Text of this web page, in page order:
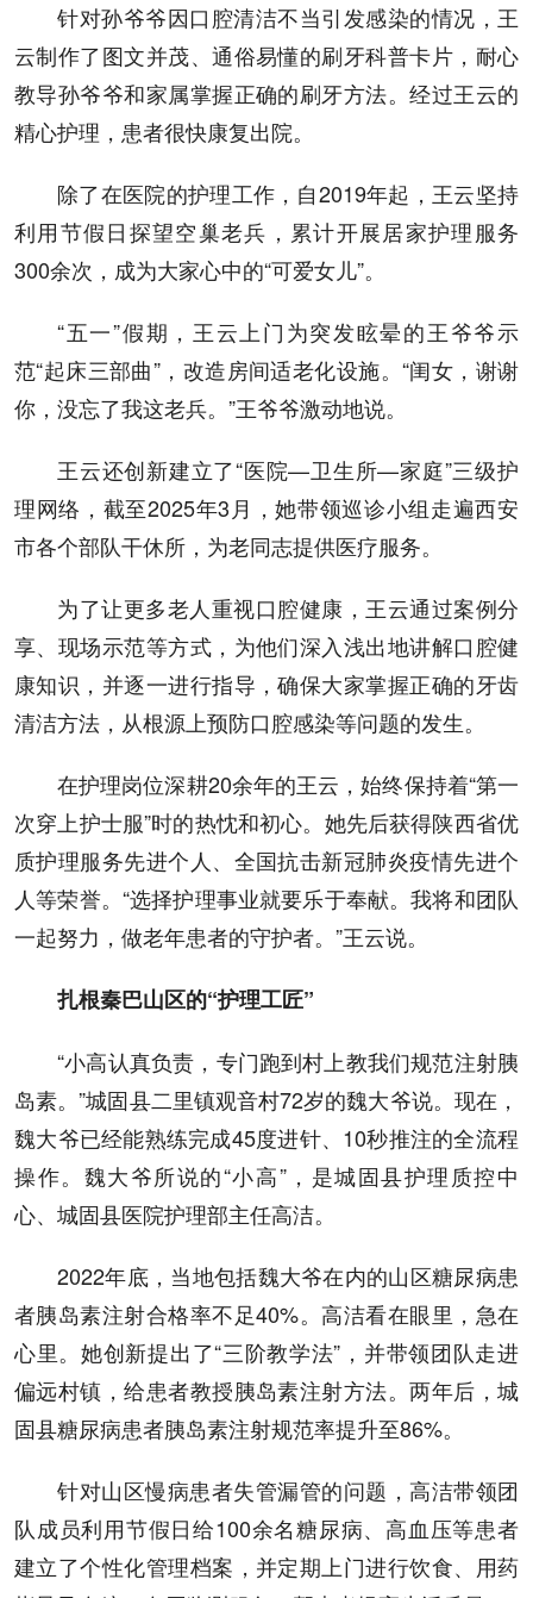
针对孙爷爷因口腔清洁不当引发感染的情况，王
云制作了图文并茂、通俗易懂的刷牙科普卡片，耐心
教导孙爷爷和家属掌握正确的刷牙方法。经过王云的
精心护理，患者很快康复出院。
除了在医院的护理工作，自2019年起，王云坚持
利用节假日探望空巢老兵，累计开展居家护理服务
300余次，成为大家心中的“可爱女儿”。
“五一”假期，王云上门为突发眩晕的王爷爷示
范“起床三部曲”，改造房间适老化设施。“闺女，谢谢
你，没忘了我这老兵。”王爷爷激动地说。
王云还创新建立了“医院—卫生所—家庭”三级护
理网络，截至2025年3月，她带领巡诊小组走遍西安
市各个部队干休所，为老同志提供医疗服务。
为了让更多老人重视口腔健康，王云通过案例分
享、现场示范等方式，为他们深入浅出地讲解口腔健
康知识，并逐一进行指导，确保大家掌握正确的牙齿
清洁方法，从根源上预防口腔感染等问题的发生。
在护理岗位深耕20余年的王云，始终保持着“第一
次穿上护士服”时的热忱和初心。她先后获得陕西省优
质护理服务先进个人、全国抗击新冠肺炎疫情先进个
人等荣誉。“选择护理事业就要乐于奉献。我将和团队
一起努力，做老年患者的守护者。”王云说。
扎根秦巴山区的“护理工匠”
“小高认真负责，专门跑到村上教我们规范注射胰
岛素。”城固县二里镇观音村72岁的魏大爷说。现在，
魏大爷已经能熟练完成45度进针、10秒推注的全流程
操作。魏大爷所说的“小高”，是城固县护理质控中
心、城固县医院护理部主任高洁。
2022年底，当地包括魏大爷在内的山区糖尿病患
者胰岛素注射合格率不足40%。高洁看在眼里，急在
心里。她创新提出了“三阶教学法”，并带领团队走进
偏远村镇，给患者教授胰岛素注射方法。两年后，城
固县糖尿病患者胰岛素注射规范率提升至86%。
针对山区慢病患者失管漏管的问题，高洁带领团
队成员利用节假日给100余名糖尿病、高血压等患者
建立了个性化管理档案，并定期上门进行饮食、用药